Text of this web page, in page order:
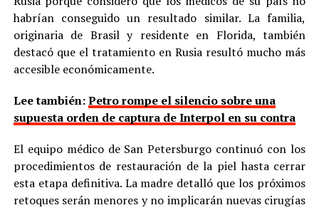
habrían conseguido un resultado similar. La familia,
originaria de Brasil y residente en Florida, también
destacó que el tratamiento en Rusia resultó mucho más
accesible económicamente.
Lee también:Petro rompe el silencio sobre una
supuesta orden de captura de Interpol en su contra
El equipo médico de San Petersburgo continuó con los
procedimientos de restauración de la piel hasta cerrar
esta etapa definitiva. La madre detalló que los próximos
retoques serán menores y no implicarán nuevas cirugías